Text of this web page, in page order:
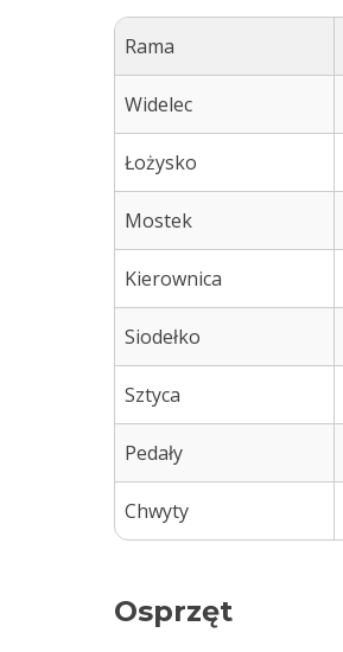
Rama
Widelec
Łożysko
Mostek
Kierownica
Siodełko
Sztyca
Pedały
Chwyty
Osprzęt